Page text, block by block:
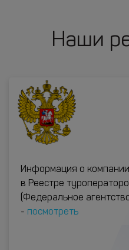
Наши
Информация о
в Реестре
(Федеральное
- посмотреть